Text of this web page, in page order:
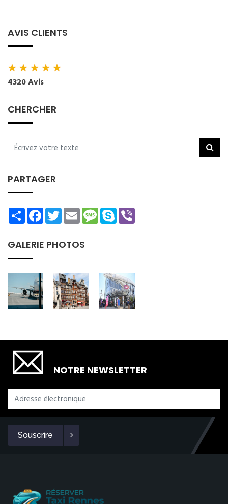
AVIS CLIENTS
★★★★★
4320 Avis
CHERCHER
PARTAGER
ShareFacebookTwitterEmailMessage
Skype
GALERIE PHOTOS
NOTRE NEWSLETTER
Souscrire